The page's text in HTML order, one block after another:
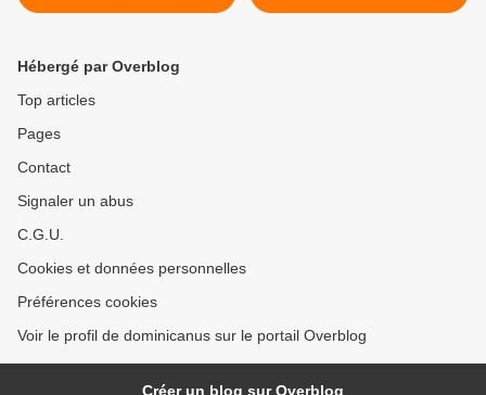
BINGEN - Avec le Prof.
grands prophètes ont prévu
Hébergé par Overblog
Top articles
Pages
Contact
Signaler un abus
C.G.U.
Cookies et données personnelles
Préférences cookies
Voir le profil de dominicanus sur le portail Overblog
Créer un blog sur Overblog